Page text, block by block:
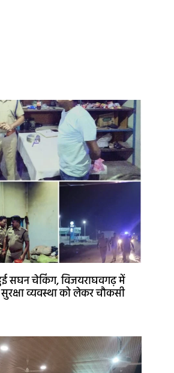
सघन चेकिंग, विजयराघवगढ़ में
व्यवस्था को लेकर चौकसी